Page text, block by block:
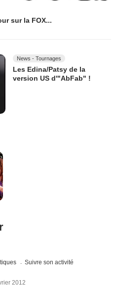
sur la FOX...
News - Tournages
Les Edina/Patsy de la
version US d'"AbFab" !
Suivre son activité
2012